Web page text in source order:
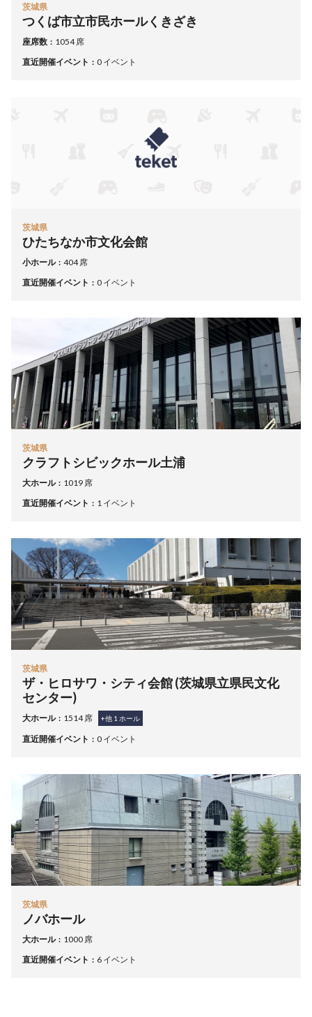
茨城県
つくば市立市民ホールくきざき
座席数
1054 席
直近開催イベント
0 イベント
茨城県
ひたちなか市文化会館
小ホール
404 席
直近開催イベント
0 イベント
茨城県
クラフトシビックホール土浦
大ホール
1019 席
直近開催イベント
1 イベント
茨城県
ザ・ヒロサワ・シティ会館 (茨城県立県民文化
センター)
大ホール 1514 席 +他 1 ホール
直近開催イベント 0 イベント
茨城県
ノバホール
大ホール
1000 席
直近開催イベント
6 イベント